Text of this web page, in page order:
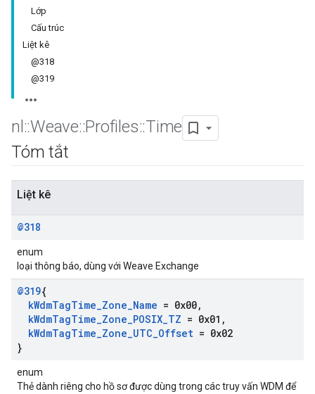
Lớp
Cấu trúc
Liệt kê
@318
@319
nl ::Weave::Profiles::Time
Tóm tắt
Liệt kê
@318
enum
loại thông báo, dùng với Weave Exchange
@319{
kWdmTagTime_Zone_Name = 0x00,
kWdmTagTime_Zone_POSIX_TZ = 0x01 ,
kWdmTagTime_Zone_UTC_Offset = 0x02
}
enum
Thẻ dành riêng cho hồ sơ được dùng trong các truy vấn WDM để